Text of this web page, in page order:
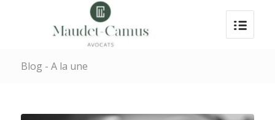
Blog - A la une